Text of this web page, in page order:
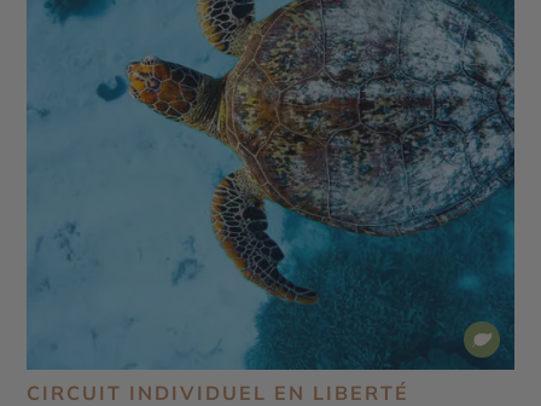
CIRCUIT INDIVIDUEL EN LIBERTÉ